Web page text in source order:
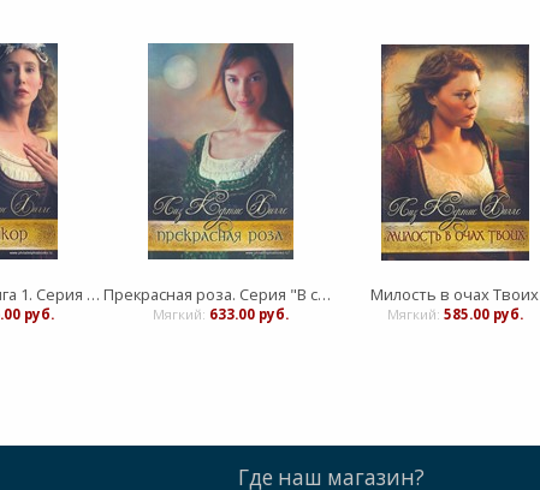
Вечный укор. Книга 1. Серия "В стране лилового вереска"
руб.
Прекрасная роза. Серия "В стране лилового вереска". Книга 2
Мягкий: 633.00 руб.
Милость в очах Твоих
Мягкий: 585.00 руб.
Где наш магазин?